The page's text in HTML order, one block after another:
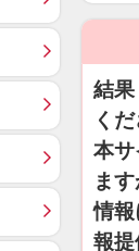
結
くだ
本サ
ま
情
報提